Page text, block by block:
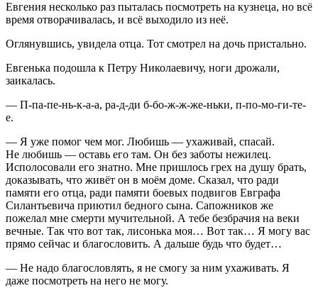
Евгения несколько раз пыталась посмотреть на кузнеца, но всё
время отворачивалась, и всё выходило из неё.
Оглянувшись, увидела отца. Тот смотрел на дочь пристально.
Евгенька подошла к Петру Николаевичу, ноги дрожали,
заикалась.
— П-па-пе-нь-к-а-а, ра-д-ди б-бо-ж-ж-же-ньки, п-по-мо-ги-те-
е.
— Я уже помог чем мог. Любишь — ухаживай, спасай.
Не любишь — оставь его там. Он без заботы нежилец.
Исполосовали его знатно. Мне пришлось грех на душу брать,
доказывать, что живёт он в моём доме. Сказал, что ради
памяти его отца, ради памяти боевых подвигов Евграфа
Силантьевича приютил бедного сына. Сапожников же
пожелал мне смерти мучительной. А тебе безбрачия на веки
вечные. Так что вот так, лисонька моя… Вот так… Я могу вас
прямо сейчас и благословить. А дальше будь что будет…
— Не надо благословлять, я не смогу за ним ухаживать. Я
даже посмотреть на него не могу.